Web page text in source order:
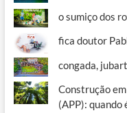
o sumiço dos
fica doutor
congada,
Construção
(APP):